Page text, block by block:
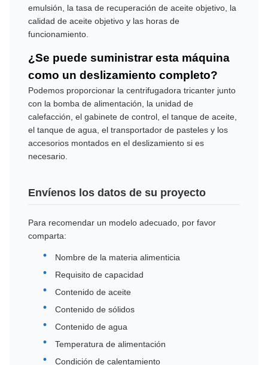
emulsión, la tasa de recuperación de aceite objetivo, la
calidad de aceite objetivo y las horas de
funcionamiento.
¿Se puede suministrar esta máquina
como un deslizamiento completo?
Podemos proporcionar la centrifugadora tricanter junto
con la bomba de alimentación, la unidad de
calefacción, el gabinete de control, el tanque de aceite,
el tanque de agua, el transportador de pasteles y los
accesorios montados en el deslizamiento si es
necesario.
Envíenos los datos de su proyecto
Para recomendar un modelo adecuado, por favor
comparta:
Nombre de la materia alimenticia
Requisito de capacidad
Contenido de aceite
Contenido de sólidos
Contenido de agua
Temperatura de alimentación
Condición de calentamiento